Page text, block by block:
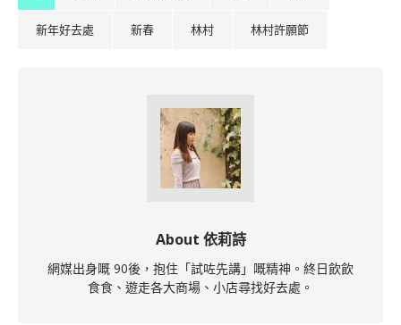
新年好去處 新春 林村 林村許願節
About 依莉詩
網媒出身嘅 90後，抱住「試咗先講」嘅精神。終日飲飲
食食、遊走各大商場、小店尋找好去處。